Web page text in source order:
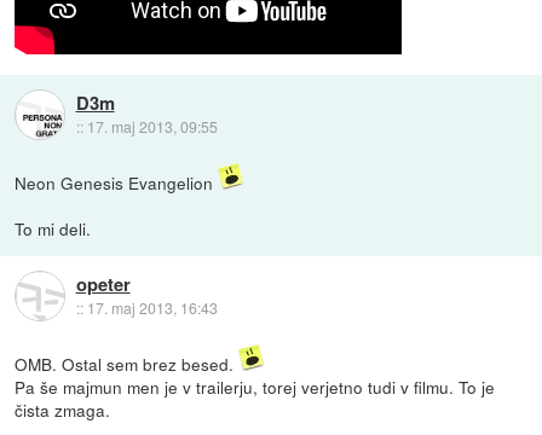
D3m
:: 17. maj 2013, 09:55
Neon Genesis Evangelion
To mi deli.
opeter
:: 17. maj 2013, 16:43
OMB. Ostal sem brez besed.
Pa še majmun men je v trailerju, torej verjetno tudi v filmu. To je
čista zmaga.